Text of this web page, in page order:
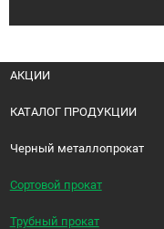
АКЦИИ
КАТАЛОГ ПРОДУКЦИИ
Черный металлопрокат
Сортовой прокат
Трубный прокат